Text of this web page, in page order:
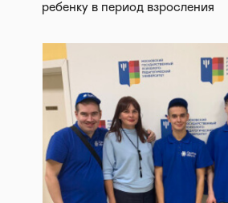
ребенку в период взросления